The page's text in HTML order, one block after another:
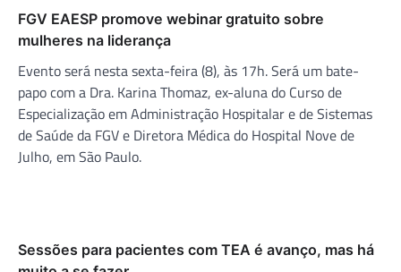
FGV EAESP promove webinar gratuito sobre
mulheres na liderança
Evento será nesta sexta-feira (8), às 17h. Será um bate-
papo com a Dra. Karina Thomaz, ex-aluna do Curso de
Especialização em Administração Hospitalar e de Sistemas
de Saúde da FGV e Diretora Médica do Hospital Nove de
Julho, em São Paulo.
Sessões para pacientes com TEA é avanço, mas há